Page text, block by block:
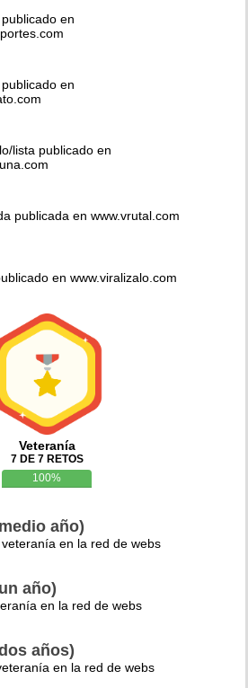
en
en
lista publicado en
publicada en www.vrutal.com
en www.viralizalo.com
Veteranía
7 DE 7 RETOS
100%
año)
en la red de webs
año)
en la red de webs
años)
en la red de webs